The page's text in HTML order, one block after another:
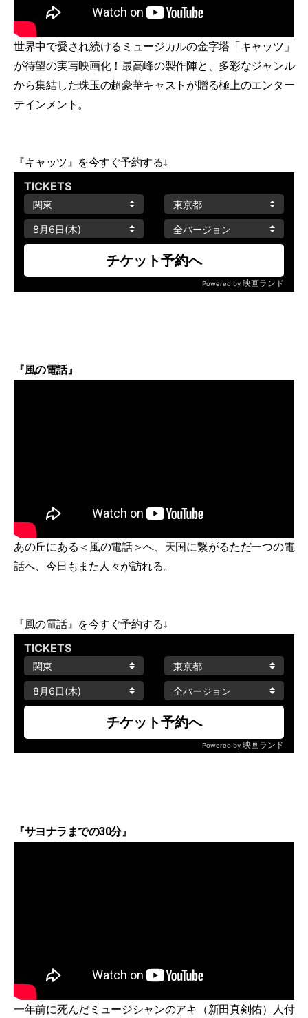
世界中で愛され続けるミュージカルの金字塔「キャッツ」
が待望の実写映画化！最高峰の製作陣と、多彩なジャンル
から集結した珠玉の超豪華キャストが贈る極上のエンター
テインメント。
『キャッツ』を今すぐ予約する↓
『風の電話』
あの丘にある＜風の電話＞へ、天国に繋がるただ一つの電
話へ、今日もまた人々が訪れる。
『風の電話』を今すぐ予約する↓
『サヨナラまでの30分』
一年前に死んだミュージシャンのアキ（新田真剣佑）人付